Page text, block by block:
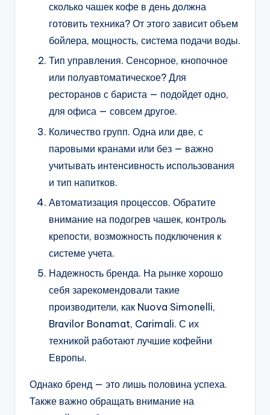
сколько чашек кофе в день должна
готовить техника? От этого зависит объем
бойлера, мощность, система подачи воды.
Тип управления. Сенсорное, кнопочное
или полуавтоматическое? Для
ресторанов с бариста — подойдет одно,
для офиса — совсем другое.
Количество групп. Одна или две, с
паровыми кранами или без — важно
учитывать интенсивность использования
и тип напитков.
Автоматизация процессов. Обратите
внимание на подогрев чашек, контроль
крепости, возможность подключения к
системе учета.
Надежность бренда. На рынке хорошо
себя зарекомендовали такие
производители, как Nuova Simonelli,
Bravilor Bonamat, Carimali. С их
техникой работают лучшие кофейни
Европы.
Однако бренд — это лишь половина успеха.
Также важно обращать внимание на